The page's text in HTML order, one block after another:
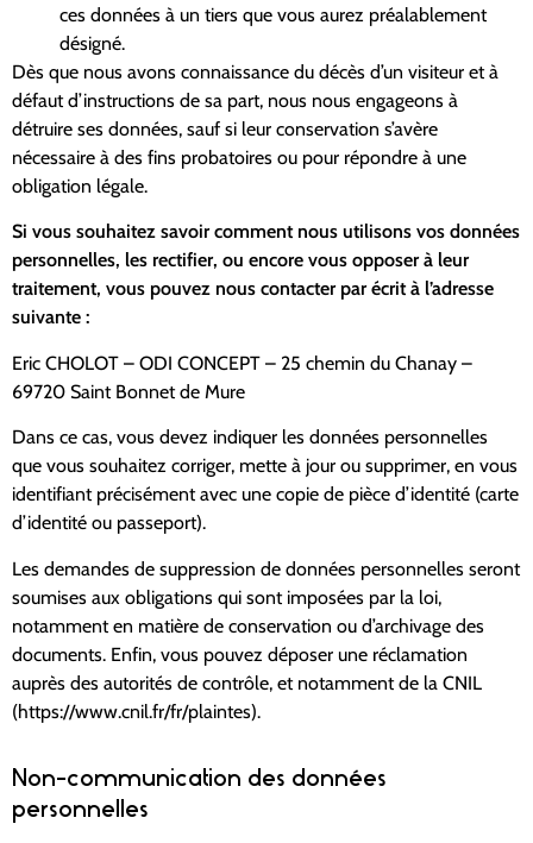
ces données à un tiers que vous aurez préalablement
désigné.
Dès que nous avons connaissance du décès d’un visiteur et à
défaut d’instructions de sa part, nous nous engageons à
détruire ses données, sauf si leur conservation s’avère
nécessaire à des fins probatoires ou pour répondre à une
obligation légale.
Si vous souhaitez savoir comment nous utilisons vos données
personnelles, les rectifier, ou encore vous opposer à leur
traitement, vous pouvez nous contacter par écrit à l’adresse
suivante :
Eric CHOLOT – ODI CONCEPT – 25 chemin du Chanay –
69720 Saint Bonnet de Mure
Dans ce cas, vous devez indiquer les données personnelles
que vous souhaitez corriger, mette à jour ou supprimer, en vous
identifiant précisément avec une copie de pièce d’identité (carte
d’identité ou passeport).
Les demandes de suppression de données personnelles seront
soumises aux obligations qui sont imposées par la loi,
notamment en matière de conservation ou d’archivage des
documents. Enfin, vous pouvez déposer une réclamation
auprès des autorités de contrôle, et notamment de la CNIL
(https://www.cnil.fr/fr/plaintes).
Non-communication des données
personnelles